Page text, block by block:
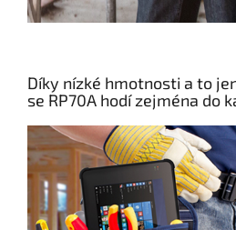
Díky nízké hmotnosti a to
se RP70A hodí zejména do